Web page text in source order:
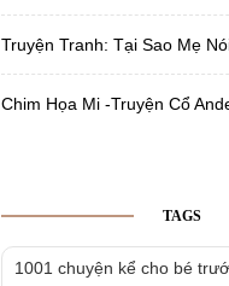
Truyện Tranh: Tại Sao Mẹ
Chim Họa Mi -Truyện Cổ
TAGS
1001 chuyện kể cho bé